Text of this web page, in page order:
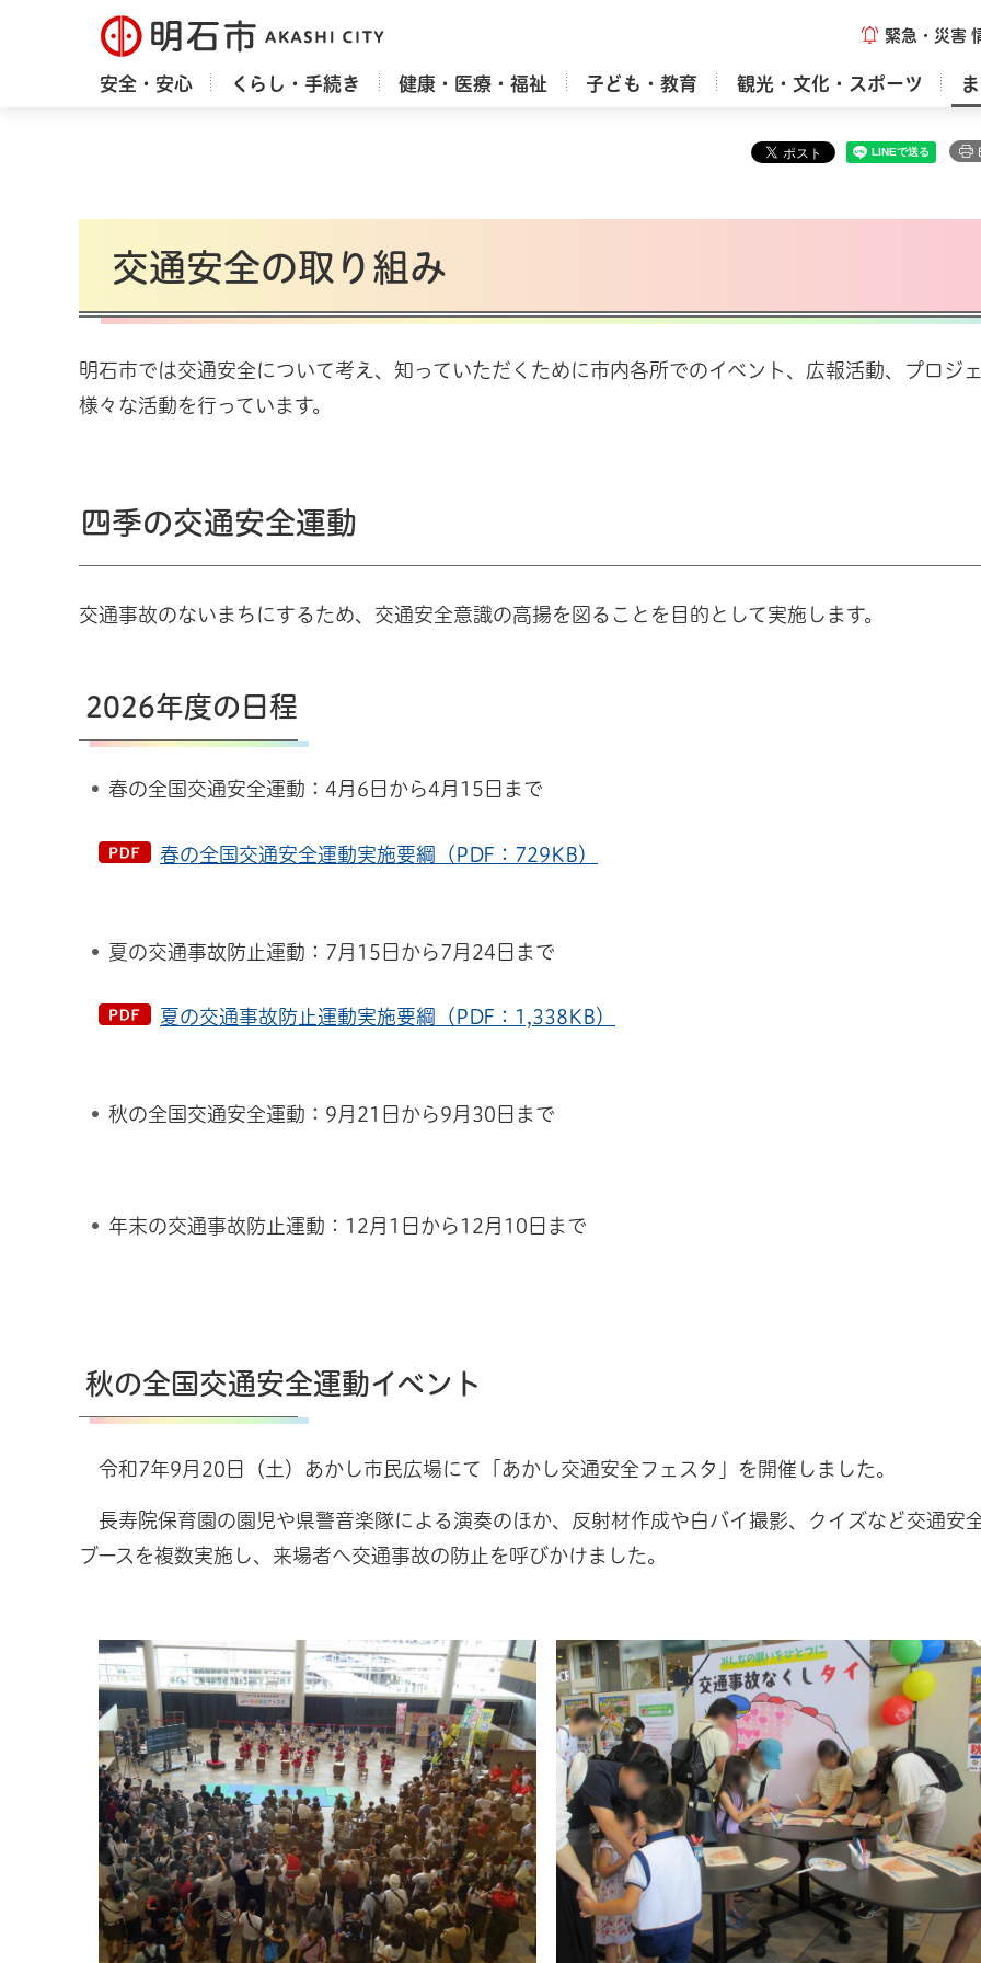
明石市 緊急・災害
安全・安心 くらし・手続き 健康・医療・福祉 子ども・教育 観光・文化・スポーツ
交通安全の取り組み
明石市では交通安全について考え、知っていただくために市内各所でのイベント、広報活動、プロジ
様々な活動を行っています。
四季の交通安全運動
交通事故のないまちにするため、交通安全意識の高揚を図ることを目的として実施します。
2026年度の日程
春の全国交通安全運動：4月6日から4月15日まで
春の全国交通安全運動実施要綱（PDF：729KB）
夏の交通事故防止運動：7月15日から7月24日まで
夏の交通事故防止運動実施要綱（PDF：1,338KB）
秋の全国交通安全運動：9月21日から9月30日まで
年末の交通事故防止運動：12月1日から12月10日まで
秋の全国交通安全運動イベント
令和7年9月20日（土）あかし市民広場にて「あかし交通安全フェスタ」を開催しました。
長寿院保育園の園児や県警音楽隊による演奏のほか、反射材作成や白バイ撮影、クイズなど交通安
ブースを複数実施し、来場者へ交通事故の防止を呼びかけました。